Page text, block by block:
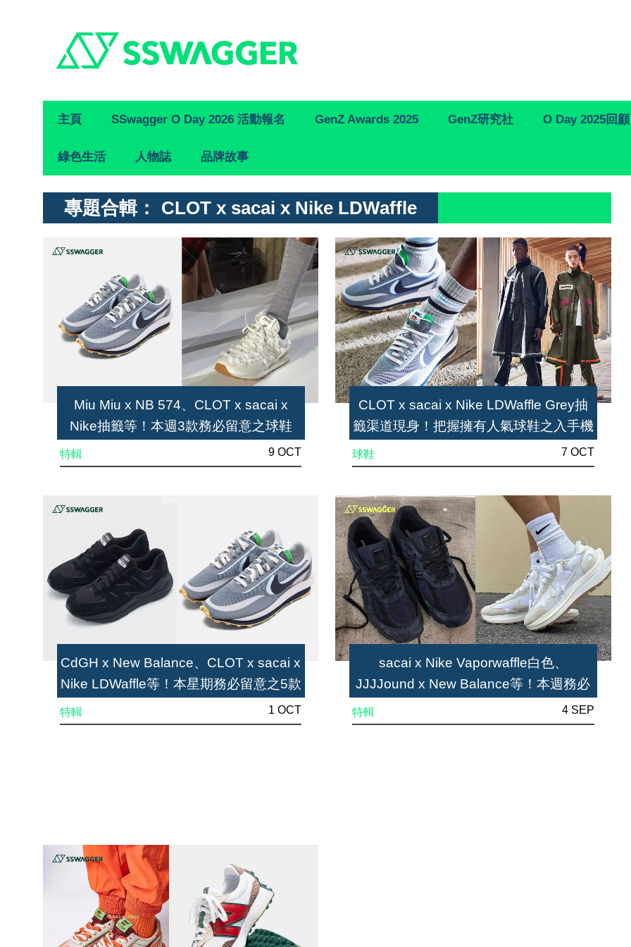
Primary
Navigation
主頁 SSwagger O Day 2026 活動報名 GenZ Awards 2025 GenZ研究社 O Day 2025回顧
綠色生活 人物誌 品牌故事
專題合輯： CLOT x sacai x Nike LDWaffle
Miu Miu x NB 574、CLOT x sacai x
Nike抽籤等！本週3款務必留意之球鞋
特輯 9 OCT
CdGH x New Balance、CLOT x sacai x
Nike LDWaffle等！本星期務必留意之5款
特輯 1 OCT
CLOT x sacai x Nike LDWaffle Grey抽
籤渠道現身！把握擁有人氣球鞋之入手機
球鞋 7 OCT
sacai x Nike Vaporwaffle白色、
JJJJound x New Balance等！本週務必
特輯 4 SEP